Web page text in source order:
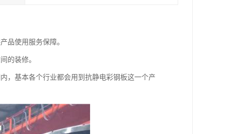
品使用服务保障。
的装修。
，基本各个行业都会用到抗静电彩钢板这一个产